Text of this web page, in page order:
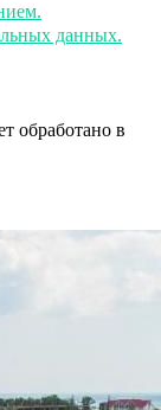
данных.
обработано в